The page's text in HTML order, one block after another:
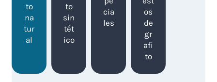
to
na
tur
al
to
sin
tét
ico
cia
les
os
de
gr
afi
to